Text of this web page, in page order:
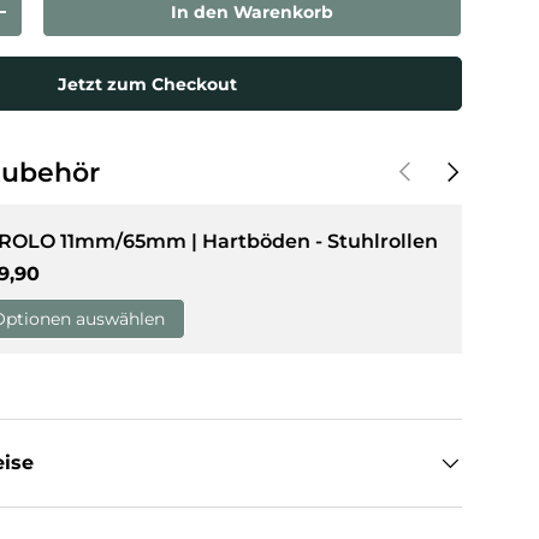
laden
erhöhen In den Warenkorb
Jetzt zum Checkout
VorherigeNächste
11mm/65mm | Hartböden - Stuhlrollen
Preis
auswählen